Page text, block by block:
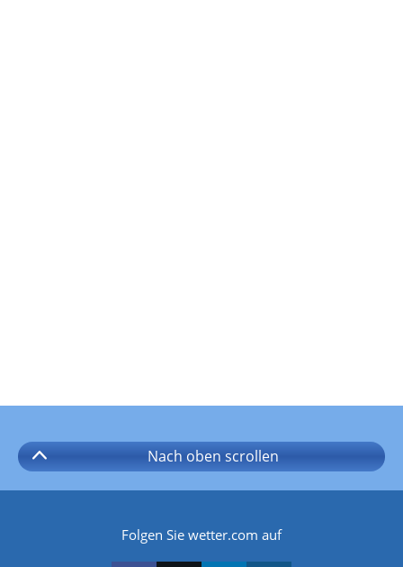
Nach oben scrollen
Folgen Sie wetter.com auf